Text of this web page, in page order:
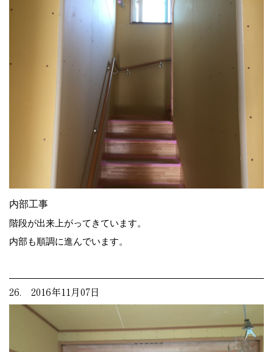
内部工事
階段が出来上がってきています。
内部も順調に進んでいます。
26. 2016年11月07日